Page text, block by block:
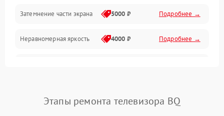
Механические повреждения
Программное обеспечение
Сеть и подключения
Затемнение части экрана 5000 ₽ Подробнее →
Неравномерная яркость 4000 ₽ Подробнее →
Этапы ремонта телевизора BQ